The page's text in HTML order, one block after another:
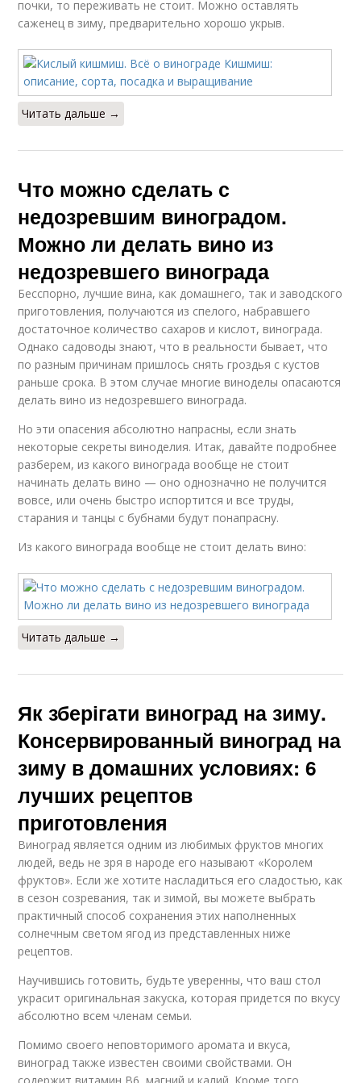
почки, то переживать не стоит. Можно оставлять
саженец в зиму, предварительно хорошо укрыв.
Читать дальше →
Что можно сделать с
недозревшим виноградом.
Можно ли делать вино из
недозревшего винограда
Бесспорно, лучшие вина, как домашнего, так и заводского
приготовления, получаются из спелого, набравшего
достаточное количество сахаров и кислот, винограда.
Однако садоводы знают, что в реальности бывает, что
по разным причинам пришлось снять гроздья с кустов
раньше срока. В этом случае многие виноделы опасаются
делать вино из недозревшего винограда.
Но эти опасения абсолютно напрасны, если знать
некоторые секреты виноделия. Итак, давайте подробнее
разберем, из какого винограда вообще не стоит
начинать делать вино — оно однозначно не получится
вовсе, или очень быстро испортится и все труды,
старания и танцы с бубнами будут понапрасну.
Из какого винограда вообще не стоит делать вино:
Читать дальше →
Як зберігати виноград на зиму.
Консервированный виноград на
зиму в домашних условиях: 6
лучших рецептов
приготовления
Виноград является одним из любимых фруктов многих
людей, ведь не зря в народе его называют «Королем
фруктов». Если же хотите насладиться его сладостью, как
в сезон созревания, так и зимой, вы можете выбрать
практичный способ сохранения этих наполненных
солнечным светом ягод из представленных ниже
рецептов.
Научившись готовить, будьте уверенны, что ваш стол
украсит оригинальная закуска, которая придется по вкусу
абсолютно всем членам семьи.
Помимо своего неповторимого аромата и вкуса,
виноград также известен своими свойствами. Он